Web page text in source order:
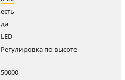
есть
да
LED
Регулировка по высоте
50000